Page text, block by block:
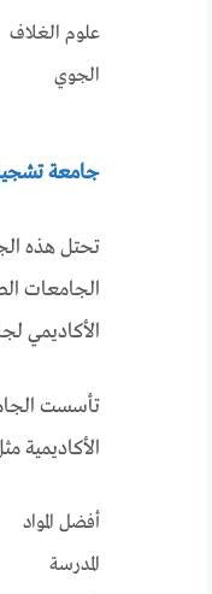
علوم الغلاف
الجوي
جامعة
تحتل هذه
الأكاديمي
الأكاديمية
أفضل المواد
المدرسة